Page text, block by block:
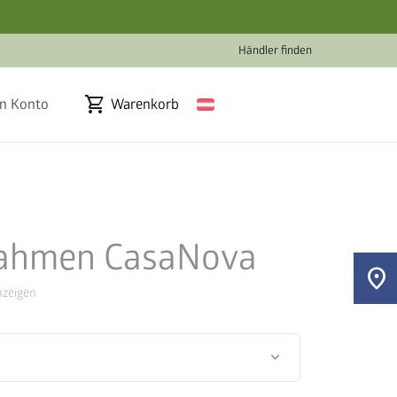
Händler finden
Konto shopping_cart Warenkorb
CasaNova
keyboard_arrow_down
location_on